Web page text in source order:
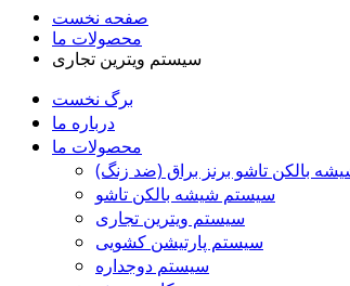
صفحه نخست
محصولات ما
سیستم ویترین تجاری
برگ نخست
درباره ما
محصولات ما
بالکن تاشو برنز براق (ضد زنگ)
سیستم شیشه بالکن تاشو
سیستم ویترین تجاری
سیستم پارتیشن کشویی
سیستم دوجداره